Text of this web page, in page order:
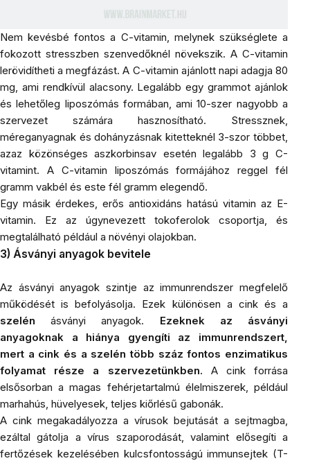
Nem kevésbé fontos a C-vitamin, melynek szükséglete a
fokozott stresszben szenvedőknél növekszik. A C-vitamin
lerövidítheti a megfázást. A C-vitamin ajánlott napi adagja 80
mg, ami rendkívül alacsony. Legalább egy grammot ajánlok
és lehetőleg liposzómás formában, ami 10-szer nagyobb a
szervezet számára hasznosítható. Stressznek,
méreganyagnak és dohányzásnak kitetteknél 3-szor többet,
azaz közönséges aszkorbinsav esetén legalább 3 g C-
vitamint. A C-vitamin liposzómás formájához reggel fél
gramm vakbél és este fél gramm elegendő.
Egy másik érdekes, erős antioxidáns hatású vitamin az E-
vitamin. Ez az úgynevezett tokoferolok csoportja, és
megtalálható például a növényi olajokban.
3) Ásványi anyagok bevitele
Az ásványi anyagok szintje az immunrendszer megfelelő
működését is befolyásolja. Ezek különösen a cinkés a
szelén ásványi anyagok. Ezeknek az ásványi
anyagoknak a hiánya gyengíti az immunrendszert,
mert a cink és a szelén több száz fontos enzimatikus
folyamat része a szervezetünkben. A cink forrása
elsősorban a magas fehérjetartalmú élelmiszerek, például
marhahús, hüvelyesek, teljes kiőrlésű gabonák.
A cink megakadályozza a vírusok bejutását a sejtmagba,
ezáltal gátolja a vírus szaporodását, valamint elősegíti a
fertőzések kezelésében kulcsfontosságú immunsejtek (T-